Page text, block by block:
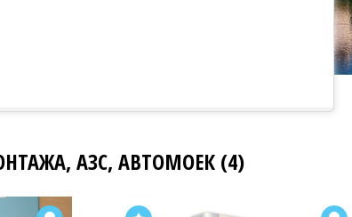
АЗС, АВТОМОЕК (4)